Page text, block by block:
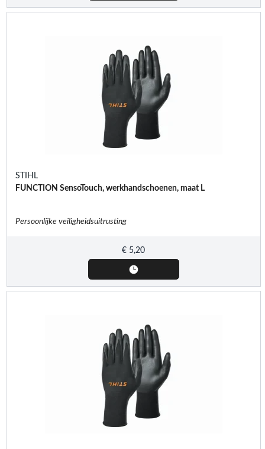
STIHL
FUNCTION SensoTouch, werkhandschoenen, maat L
Persoonlijke veiligheidsuitrusting
€ 5,20